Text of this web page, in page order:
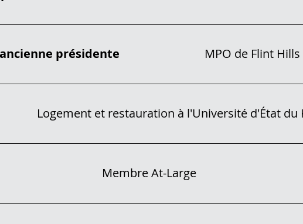
présidente MPO de Flint Hills
et restauration à l'Université d'État du
Membre At-Large